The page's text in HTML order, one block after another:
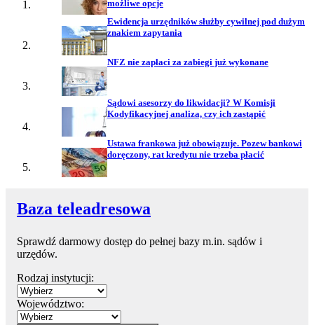
możliwe opcje
Ewidencja urzędników służby cywilnej pod dużym
znakiem zapytania
NFZ nie zapłaci za zabiegi już wykonane
Sądowi asesorzy do likwidacji? W Komisji
Kodyfikacyjnej analiza, czy ich zastąpić
Ustawa frankowa już obowiązuje. Pozew bankowi
doręczony, rat kredytu nie trzeba płacić
Baza teleadresowa
Sprawdź darmowy dostęp do pełnej bazy m.in. sądów i
urzędów.
Rodzaj instytucji:
Województwo: